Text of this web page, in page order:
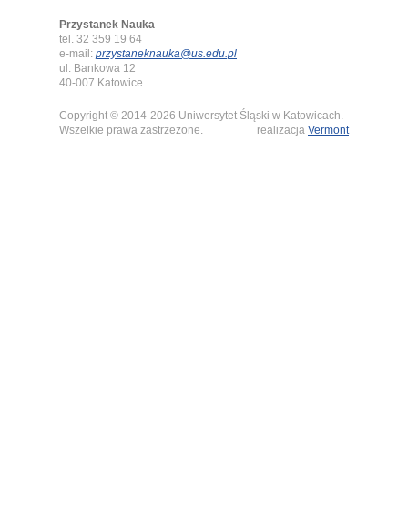
Przystanek Nauka
tel. 32 359 19 64
e-mail: przystaneknauka@us.edu.pl
ul. Bankowa 12
40-007 Katowice
Copyright © 2014-2026 Uniwersytet Śląski w Katowicach.
Wszelkie prawa zastrzeżone.
realizacja Vermont